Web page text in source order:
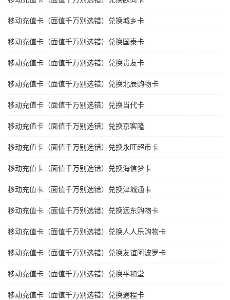
移动充值卡（面值千万别选错）兑换城乡卡
移动充值卡（面值千万别选错）兑换国泰卡
移动充值卡（面值千万别选错）兑换贵友卡
移动充值卡（面值千万别选错）兑换北辰购物卡
移动充值卡（面值千万别选错）兑换当代卡
移动充值卡（面值千万别选错）兑换京客隆
移动充值卡（面值千万别选错）兑换永旺超市卡
移动充值卡（面值千万别选错）兑换海信梦卡
移动充值卡（面值千万别选错）兑换津城通卡
移动充值卡（面值千万别选错）兑换远东购物卡
移动充值卡（面值千万别选错）兑换人人乐购物卡
移动充值卡（面值千万别选错）兑换友谊阿波罗卡
移动充值卡（面值千万别选错）兑换平和堂
移动充值卡（面值千万别选错）兑换通程卡